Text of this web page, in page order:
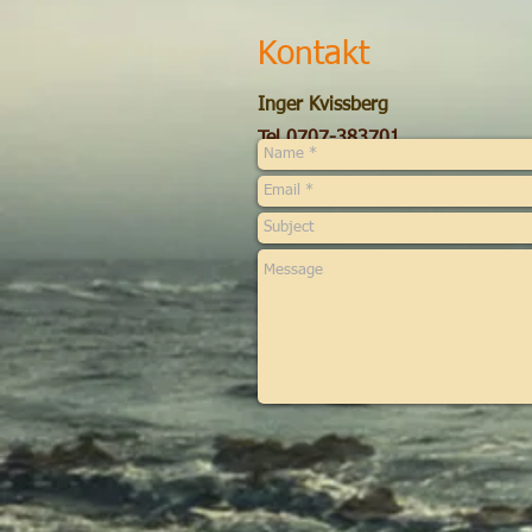
Kontakt
Inger Kvissberg
Tel 0707-383701